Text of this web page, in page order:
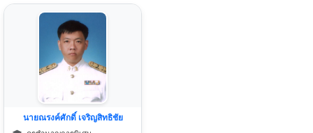
นายณรงค์ศักดิ์ เจริญสิทธิชัย